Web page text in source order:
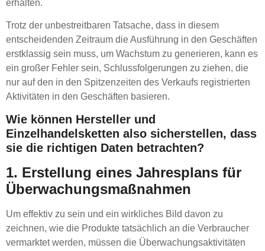
erhalten.
Trotz der unbestreitbaren Tatsache, dass in diesem
entscheidenden Zeitraum die Ausführung in den Geschäften
erstklassig sein muss, um Wachstum zu generieren, kann es
ein großer Fehler sein, Schlussfolgerungen zu ziehen, die
nur auf den in den Spitzenzeiten des Verkaufs registrierten
Aktivitäten in den Geschäften basieren.
Wie können Hersteller und
Einzelhandelsketten also sicherstellen, dass
sie die richtigen Daten betrachten?
1. Erstellung eines Jahresplans für
Überwachungsmaßnahmen
Um effektiv zu sein und ein wirkliches Bild davon zu
zeichnen, wie die Produkte tatsächlich an die Verbraucher
vermarktet werden, müssen die Überwachungsaktivitäten